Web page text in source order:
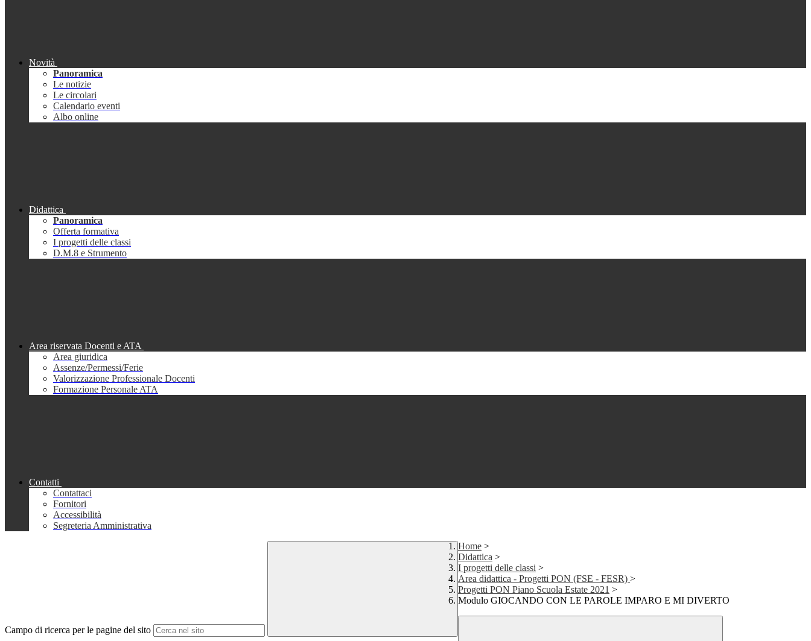
Novità
Panoramica
Le notizie
Le circolari
Calendario eventi
Albo online
Didattica
Panoramica
Offerta formativa
I progetti delle classi
D.M.8 e Strumento
Area riservata Docenti e ATA
Area giuridica
Assenze/Permessi/Ferie
Valorizzazione Professionale Docenti
Formazione Personale ATA
Contatti
Contattaci
Fornitori
Accessibilità
Segreteria Amministrativa
Campo di ricerca per le pagine del sito
Home >
Didattica >
I progetti delle classi >
Area didattica - Progetti PON (FSE - FESR) >
Progetti PON Piano Scuola Estate 2021 >
Modulo GIOCANDO CON LE PAROLE IMPARO E MI DIVERTO